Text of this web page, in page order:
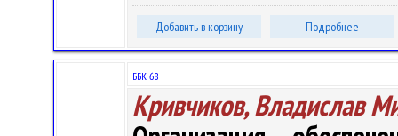
Добавить в корзину Подробнее
ББК 68
Кривчиков, Владислав